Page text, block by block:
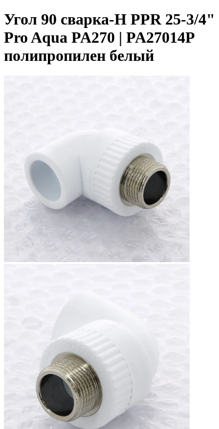
Угол 90 сварка-Н PPR 25-3/4"
Pro Aqua PA270 | PA27014P
полипропилен белый